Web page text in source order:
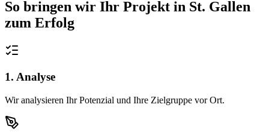
So bringen wir Ihr Projekt in St. Gallen
zum Erfolg
1. Analyse
Wir analysieren Ihr Potenzial und Ihre Zielgruppe vor Ort.